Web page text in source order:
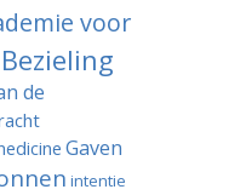
voor
Bezieling
de
Gaven
intentie